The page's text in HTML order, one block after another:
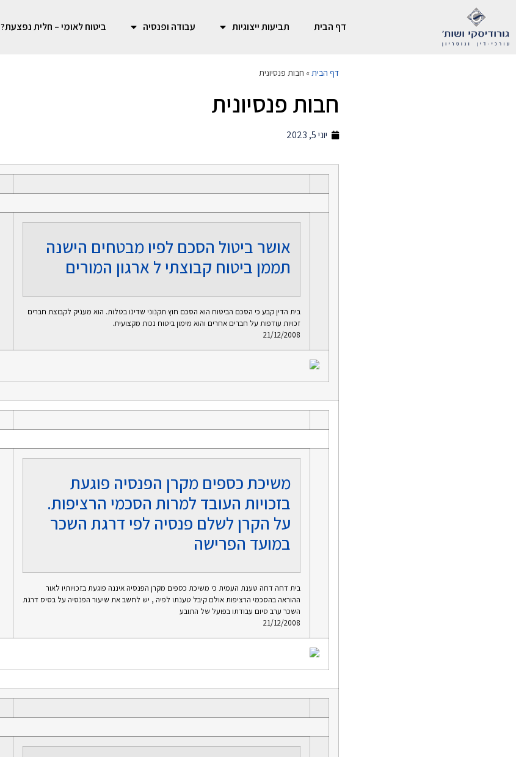
דף הבית תביעות ייצוגיות עבודה ופנסיה ביטוח לאומי – חלית נפצעת?
דף הבית» חבות פנסיונית
חבות פנסיונית
יוני 5, 2023
אושר ביטול הסכם לפיו מבטחים הישנה
תממן ביטוח קבוצתי ל ארגון המורים
בית הדין קבע כי הסכם הביטוח הוא הסכם חוץ תקנוני שדינו בטלות. הוא מעניק לקבוצת חברים
זכויות עודפות על חברים אחרים והוא מימון ביטוח נכות מקצועית.
21/12/2008
משיכת כספים מקרן הפנסיה פוגעת
בזכויות העובד למרות הסכמי הרציפות.
על הקרן לשלם פנסיה לפי דרגת השכר
במועד הפרישה
בית דחה דחה טענת העמית כי משיכת כספים מקרן הפנסיה איננה פוגעת בזכויותיו לאור
ההוראה בהסכמי הרציפות אולם קיבל טענתו לפיה , יש לחשב את שיעור הפנסיה על בסיס דרגת
השכר ערב סיום עבודתו בפועל של התובע
21/12/2008